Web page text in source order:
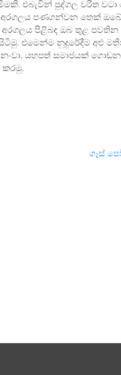
එබැවින් පුද්ගල චරිත
අරගලය පණගන්වන තෙක්
පිළිබඳ ඔබ තුළ පවතින
එමෙන්ම නුදුරේදීම අළු
යහපත් සමාජයක්
කරමු.
ගෑස්